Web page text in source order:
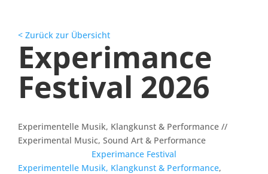
< Zurück zur Übersicht
Experimance
Festival 2026
Experimentelle Musik, Klangkunst & Performance //
Experimental Music, Sound Art & Performance
Experimance Festival
Experimentelle Musik, Klangkunst & Performance,